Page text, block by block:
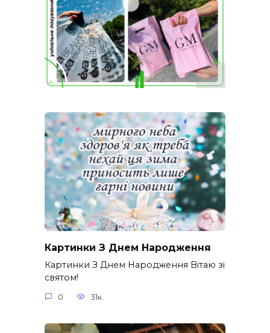
Картинки З Днем Народження
Картинки З Днем Народження Вітаю зі
святом!
0 31к.